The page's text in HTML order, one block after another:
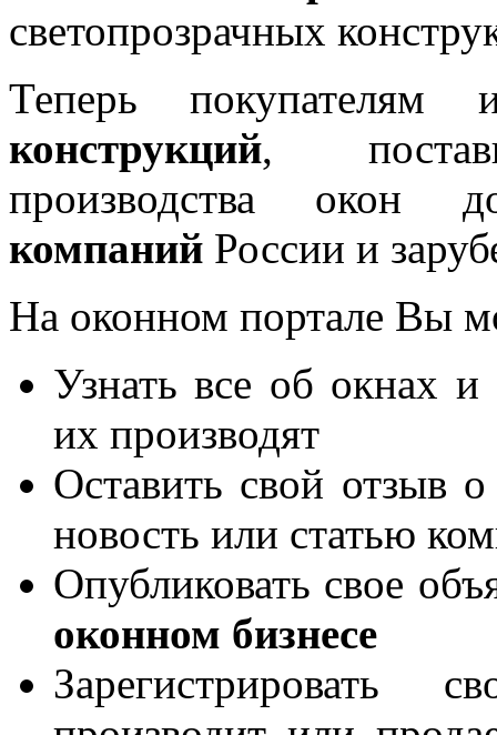
светопрозрачных
Теперь покупателям
конструкций,
производства окон
компаний России и
На оконном портале Вы
Узнать все об окнах и
их производят
Оставить свой отзыв
новость или статью
Опубликовать свое
оконном бизнесе